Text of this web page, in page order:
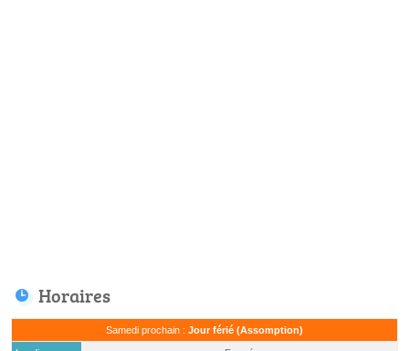
Horaires
Samedi prochain : Jour férié (Assomption)